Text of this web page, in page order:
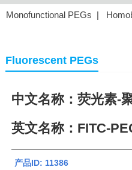
Monofunctional PEGs |
Fluorescent PEGs
中文名称：荧光素-
英文名称：FITC-
产品ID: 11386